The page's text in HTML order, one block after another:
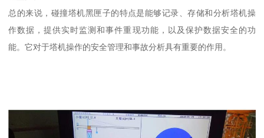
总的来说，碰撞塔机黑匣子的特点是能够记录、存储和分析塔机操
作数据，提供实时监测和事件重现功能，以及保护数据安全的功
能。它对于塔机操作的安全管理和事故分析具有重要的作用。